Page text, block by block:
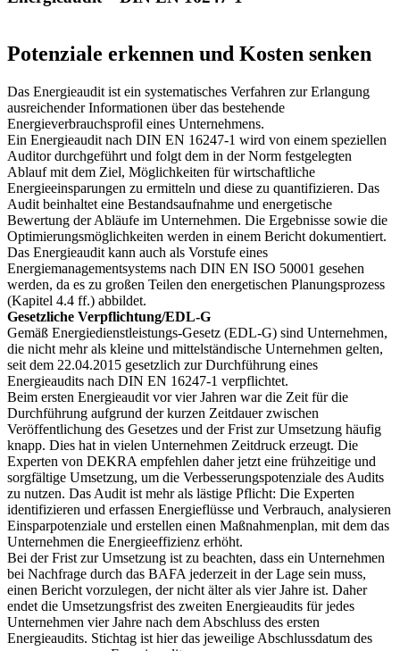
Potenziale erkennen und Kosten senken
Das Energieaudit ist ein systematisches Verfahren zur Erlangung
ausreichender Informationen über das bestehende
Energieverbrauchsprofil eines Unternehmens.
Ein Energieaudit nach DIN EN 16247-1 wird von einem speziellen
Auditor durchgeführt und folgt dem in der Norm festgelegten
Ablauf mit dem Ziel, Möglichkeiten für wirtschaftliche
Energieeinsparungen zu ermitteln und diese zu quantifizieren. Das
Audit beinhaltet eine Bestandsaufnahme und energetische
Bewertung der Abläufe im Unternehmen. Die Ergebnisse sowie die
Optimierungsmöglichkeiten werden in einem Bericht dokumentiert.
Das Energieaudit kann auch als Vorstufe eines
Energiemanagementsystems nach DIN EN ISO 50001 gesehen
werden, da es zu großen Teilen den energetischen Planungsprozess
(Kapitel 4.4 ff.) abbildet.
Gesetzliche Verpflichtung/EDL-G
Gemäß Energiedienstleistungs-Gesetz (EDL-G) sind Unternehmen,
die nicht mehr als kleine und mittelständische Unternehmen gelten,
seit dem 22.04.2015 gesetzlich zur Durchführung eines
Energieaudits nach DIN EN 16247-1 verpflichtet.
Beim ersten Energieaudit vor vier Jahren war die Zeit für die
Durchführung aufgrund der kurzen Zeitdauer zwischen
Veröffentlichung des Gesetzes und der Frist zur Umsetzung häufig
knapp. Dies hat in vielen Unternehmen Zeitdruck erzeugt. Die
Experten von DEKRA empfehlen daher jetzt eine frühzeitige und
sorgfältige Umsetzung, um die Verbesserungspotenziale des Audits
zu nutzen. Das Audit ist mehr als lästige Pflicht: Die Experten
identifizieren und erfassen Energieflüsse und Verbrauch, analysieren
Einsparpotenziale und erstellen einen Maßnahmenplan, mit dem das
Unternehmen die Energieeffizienz erhöht.
Bei der Frist zur Umsetzung ist zu beachten, dass ein Unternehmen
bei Nachfrage durch das BAFA jederzeit in der Lage sein muss,
einen Bericht vorzulegen, der nicht älter als vier Jahre ist. Daher
endet die Umsetzungsfrist des zweiten Energieaudits für jedes
Unternehmen vier Jahre nach dem Abschluss des ersten
Energieaudits. Stichtag ist hier das jeweilige Abschlussdatum des